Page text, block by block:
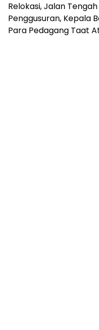
Relokasi, Jalan
Penggusuran, Kepala
Para Pedagang Taat